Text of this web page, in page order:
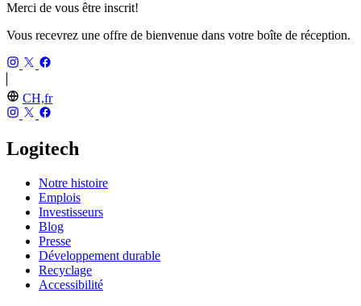
Merci de vous être inscrit!
Vous recevrez une offre de bienvenue dans votre boîte de réception.
CH,fr
Logitech
Notre histoire
Emplois
Investisseurs
Blog
Presse
Développement durable
Recyclage
Accessibilité